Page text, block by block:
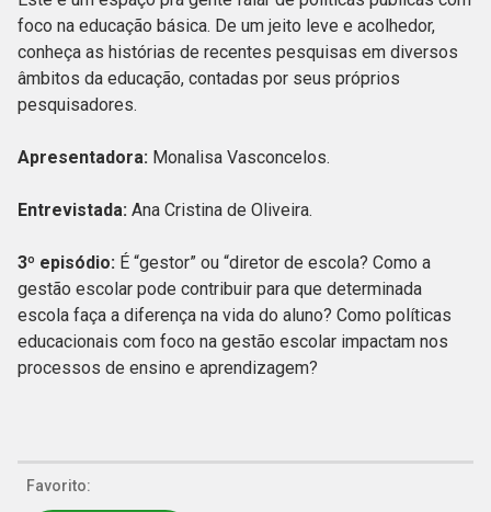
foco na educação básica. De um jeito leve e acolhedor,
conheça as histórias de recentes pesquisas em diversos
âmbitos da educação, contadas por seus próprios
pesquisadores.
Apresentadora: Monalisa Vasconcelos.
Entrevistada: Ana Cristina de Oliveira.
3º episódio: É “gestor” ou “diretor de escola? Como a
gestão escolar pode contribuir para que determinada
escola faça a diferença na vida do aluno? Como políticas
educacionais com foco na gestão escolar impactam nos
processos de ensino e aprendizagem?
Favorito: